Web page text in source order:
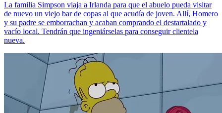
La familia Simpson viaja a Irlanda para que el abuelo pueda visitar
de nuevo un viejo bar de copas al que acudía de joven. Allí, Homero
y su padre se emborrachan y acaban comprando el destartalado y
vacío local. Tendrán que ingeniárselas para conseguir clientela
nueva.